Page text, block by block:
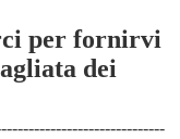
per fornirvi
dei